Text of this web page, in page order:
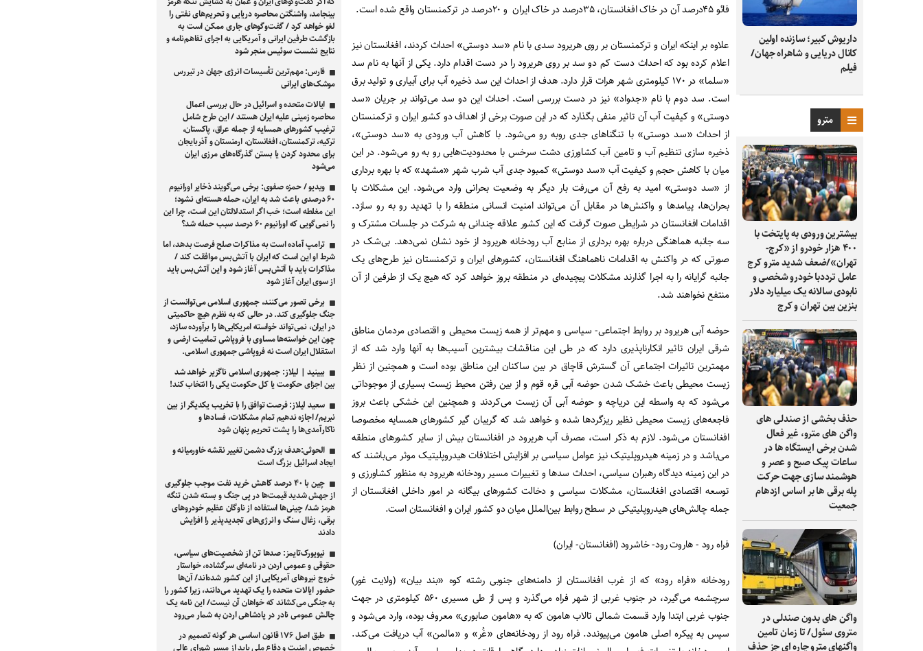
داریوش کبیر؛ سازنده اولین
کانال دریایی و شاهراه جهان/
فیلم
مترو
بیشترین ورودی به پایتخت با
۴۰۰ هزار خودرو از «کرج-
تهران»/ضعف شدید مترو کرج
عامل ترددبا خودرو شخصی و
نابودی سالانه یک میلیارد دلار
بنزین بین تهران و کرج
حذف بخشی از صندلی های
واگن های مترو، غیر فعال
شدن برخی ایستگاه ها در
ساعات پیک صبح و عصر و
هوشمند سازی جهت حرکت
پله برقی ها بر اساس ازدهام
جمعیت
واگن های بدون صندلی در
متروی سئول/ تا زمان تامین
واگنهای مترو چاره ای جز حذف
فائو ۴۵درصد آن در خاک افغانستان، ۳۵درصد در خاک ایران و ۲۰درصد در ترکمنستان واقع شده است.
علاوه بر اینکه ایران و ترکمنستان بر روی هریرود سدی با نام «سد دوستی» احداث کردند، افغانستان نیز
اعلام کرده بود که احداث دست کم دو سد بر روی هریرود را در دست اقدام دارد. یکی از آنها به نام سد
«سلما» در ۱۷۰ کیلومتری شهر هرات قرار دارد. هدف از احداث این سد ذخیره آب برای آبیاری و تولید برق
است. سد دوم با نام «جدواد» نیز در دست بررسی است. احداث این دو سد می‌تواند بر جریان «سد
دوستی» و کیفیت آب آن تاثیر منفی بگذارد که در این صورت برخی از اهداف دو کشور ایران و ترکمنستان
از احداث «سد دوستی» با تنگناهای جدی روبه رو می‌شود. با کاهش آب ورودی به «سد دوستی»،
ذخیره سازی تنظیم آب و تامین آب کشاورزی دشت سرخس با محدودیت‌هایی رو به رو می‌شود. در این
میان با کاهش حجم و کیفیت آب «سد دوستی» کمبود جدی آب شرب شهر «مشهد» که با بهره برداری
از «سد دوستی» امید به رفع آن می‌رفت بار دیگر به وضعیت بحرانی وارد می‌شود. این مشکلات با
بحران‌ها، پیامدها و واکنش‌ها در مقابل آن می‌تواند امنیت انسانی منطقه را با تهدید رو به رو سازد.
اقدامات افغانستان در شرایطی صورت گرفت که این کشور علاقه چندانی به شرکت در جلسات مشترک و
سه جانبه هماهنگی درباره بهره برداری از منابع آب رودخانه هریرود از خود نشان نمی‌دهد. بی‌شک در
صورتی که در واکنش به اقدامات ناهماهنگ افغانستان، کشورهای ایران و ترکمنستان نیز طرح‌های یک
جانبه گرایانه را به اجرا گذارند مشکلات پیچیده‌ای در منطقه بروز خواهد کرد که هیچ یک از طرفین از آن
منتفع نخواهند شد.
حوضه آبی هریرود بر روابط اجتماعی- سیاسی و مهم‌تر از همه زیست محیطی و اقتصادی مردمان مناطق
شرقی ایران تاثیر انکارناپذیری دارد که در طی این مناقشات بیشترین آسیب‌ها به آنها وارد شد که از
مهمترین تاثیرات اجتماعی آن گسترش قاچاق در بین ساکنان این مناطق بوده است و همچنین از نظر
زیست محیطی باعث خشک شدن حوضه آبی قره قوم و از بین رفتن محیط زیست بسیاری از موجوداتی
می‌شود که به واسطه این دریاچه و حوضه آبی آن زیست می‌کردند و همچنین این خشکی باعث بروز
فاجعه‌های زیست محیطی نظیر ریزگردها شده و خواهد شد که گریبان گیر کشورهای همسایه مخصوصا
افغانستان می‌شود. لازم به ذکر است، مصرف آب هریرود در افغانستان بیش از سایر کشورهای منطقه
می‌باشد و در زمینه هیدروپلیتیک نیز عوامل سیاسی بر افزایش اختلافات هیدروپلیتیک موثر می‌باشند که
در این زمینه دیدگاه رهبران سیاسی، احداث سدها و تغییرات مسیر رودخانه هریرود به منظور کشاورزی و
توسعه اقتصادی افغانستان، مشکلات سیاسی و دخالت کشورهای بیگانه در امور داخلی افغانستان از
جمله چالش‌های هیدروپلیتیکی در سطح روابط بین‌الملل میان دو کشور ایران و افغانستان است.
فراه رود - هاروت رود- خاشرود (افغانستان- ایران)
رودخانه «فراه رود» که از غرب افغانستان از دامنه‌های جنوبی رشته کوه «بند بیان» (ولایت غور)
سرچشمه می‌گیرد، در جنوب غربی از شهر فراه می‌گذرد و پس از طی مسیری ۵۶۰ کیلومتری در جهت
جنوب غربی ابتدا وارد قسمت شمالی تالاب هامون که به «هامون صابوری» معروف بوده، وارد می‌شود و
سپس به پیکره اصلی هامون می‌پیوندد. فراه رود از رودخانه‌های «غُر» و «مالمن» آب دریافت می‌کند.
بینجامد، واشنگتن محاصره دریایی و تحریم‌های نفتی را
لغو خواهد کرد / گفت‌وگوهای جاری ممکن است به
بازگشت طرفین ایرانی و آمریکایی به اجرای تفاهم‌نامه و
نتایج نشست سوئیس منجر شود
فارس: مهم‌ترین تأسیسات انرژی جهان در تیررس
موشک‌های ایرانی
ایالات متحده و اسرائیل در حال بررسی اعمال
محاصره زمینی علیه ایران هستند / این طرح شامل
ترغیب کشور‌های همسایه از جمله عراق، پاکستان،
ترکیه، ترکمنستان، افغانستان، ارمنستان و آذربایجان
برای محدود کردن یا بستن گذرگاه‌های مرزی ایران
می‌شود
ویدیو / حمزه صفوی: برخی می‌گویند ذخایر اورانیوم
۶۰ درصدی باعث شد به ایران، حمله هسته‌ای نشود؛
این مغلطه است؛ خب اگر استدلالتان این است، چرا این
را نمی‌گویی که اورانیوم ۶۰ درصد سبب حمله شد؟
ترامپ آماده است به مذاکرات صلح فرصت بدهد، اما
شرط او این است که ایران با آتش‌بس موافقت کند /
مذاکرات باید با آتش‌بس آغاز شود و این آتش‌بس باید
از سوی ایران آغاز شود
برخی تصور می‌کنند، جمهوری اسلامی می‌توانست از
جنگ جلوگیری کند. در حالی که به نظرم هیچ حاکمیتی
در ایران، نمی‌تواند خواسته امریکایی‌ها را برآورده سازد،
چون این خواسته‌ها مساوی با فروپاشی تمامیت ارضی و
استقلال ایران است نه فروپاشی جمهوری اسلامی.
ببینید | لیلاز: جمهوری اسلامی ناگزیر خواهد شد
بین اجزای حکومت یا کل حکومت یکی را انتخاب کند!
سعید لیلاز: فرصت توافق را با تخریب یکدیگر از بین
نبریم/ اجازه ندهیم تمام مشکلات، فسادها و
ناکارآمدی‌ها را پشت تحریم پنهان شود
الحوثی:هدف بزرگ دشمن تغییر نقشه خاورمیانه و
ایجاد اسرائیل بزرگ است
چین با ۴۰ درصد کاهش خرید نفت موجب جلوگیری
از جهش شدید قیمت‌ها در پی جنگ و بسته شدن تنگه
هرمز شد/ چینی‌ها استفاده از ناوگان عظیم خودرو‌های
برقی، زغال سنگ و انرژی‌های تجدیدپذیر را افزایش
دادند
نیویورک‌تایمز: صدها تن از شخصیت‌های سیاسی،
حقوقی و عمومی اردن در نامه‌ای سرگشاده، خواستار
خروج نیروهای آمریکایی از این کشور شده‌اند/ آن‌ها
حضور ایالات متحده را یک تهدید می‌دانند، زیرا کشور را
به جنگی می‌کشاند که خواهان آن نیست/ این نامه یک
چالش عمومی نادر در پادشاهی اردن به شمار می‌رود
طبق اصل ۱۷۶ قانون اساسی هر گونه تصمیم در
خصوص امنیت و دفاع ملی باید از مسیر شورای عالی